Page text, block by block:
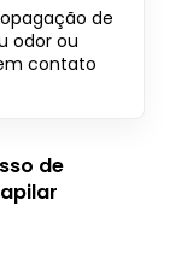
de
odor ou
contato
de